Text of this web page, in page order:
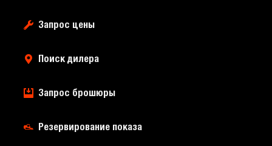
Запрос цены
Поиск дилера
Запрос брошюры
Резервирование показа